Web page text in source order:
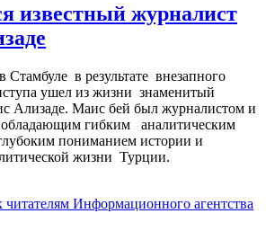
известный журналист
Стамбуле в результате внезапного
ушел из жизни знаменитый
Ализаде. Маис бей был журналистом и
обладающим гибким аналитическим
пониманием истории и
жизни Турции.